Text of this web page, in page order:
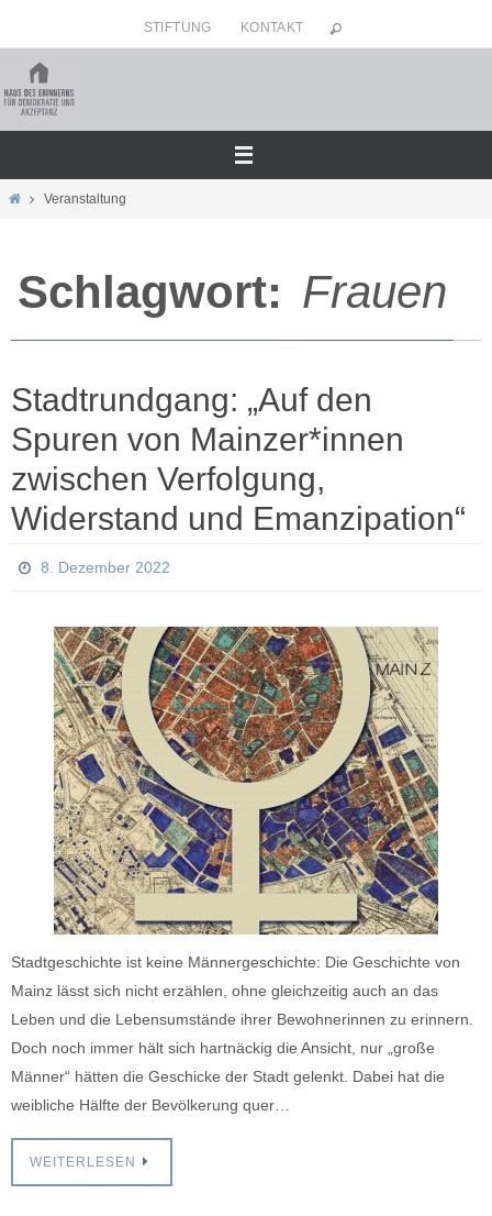
Inhalt
springen
STIFTUNG KONTAKT
HomeVeranstaltung
Schlagwort: Frauen
Stadtrundgang: „Auf den
Spuren von Mainzer*innen
zwischen Verfolgung,
Widerstand und Emanzipation“
8. Dezember 2022
Stadtgeschichte ist keine Männergeschichte: Die Geschichte von
Mainz lässt sich nicht erzählen, ohne gleichzeitig auch an das
Leben und die Lebensumstände ihrer Bewohnerinnen zu erinnern.
Doch noch immer hält sich hartnäckig die Ansicht, nur „große
Männer“ hätten die Geschicke der Stadt gelenkt. Dabei hat die
weibliche Hälfte der Bevölkerung quer…
WEITERLESEN